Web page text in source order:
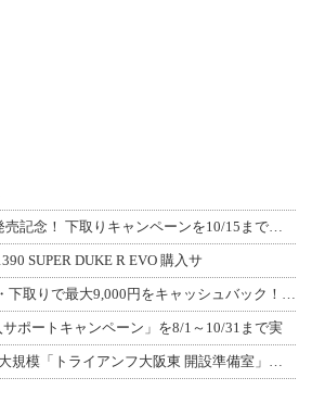
SUPER DUKE R EVO 購入サ
サポートキャンペーン」を8/1～10/31まで実